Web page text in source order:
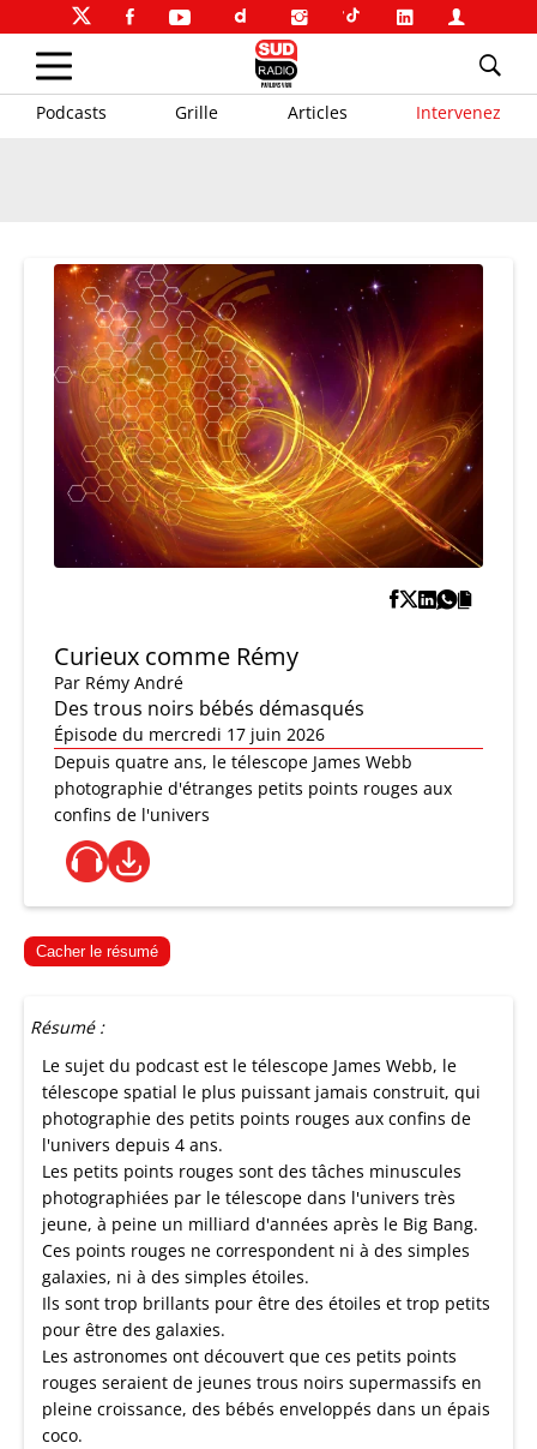
Podcasts Grille Articles Intervenez
Curieux comme Rémy
Par Rémy André
Des trous noirs bébés démasqués
Épisode du mercredi 17 juin 2026
Depuis quatre ans, le télescope James Webb
photographie d'étranges petits points rouges aux
confins de l'univers
Cacher le résumé
Résumé :
Le sujet du podcast est le télescope James Webb, le
télescope spatial le plus puissant jamais construit, qui
photographie des petits points rouges aux confins de
l'univers depuis 4 ans.
Les petits points rouges sont des tâches minuscules
photographiées par le télescope dans l'univers très
jeune, à peine un milliard d'années après le Big Bang.
Ces points rouges ne correspondent ni à des simples
galaxies, ni à des simples étoiles.
Ils sont trop brillants pour être des étoiles et trop petits
pour être des galaxies.
Les astronomes ont découvert que ces petits points
rouges seraient de jeunes trous noirs supermassifs en
pleine croissance, des bébés enveloppés dans un épais
coco.